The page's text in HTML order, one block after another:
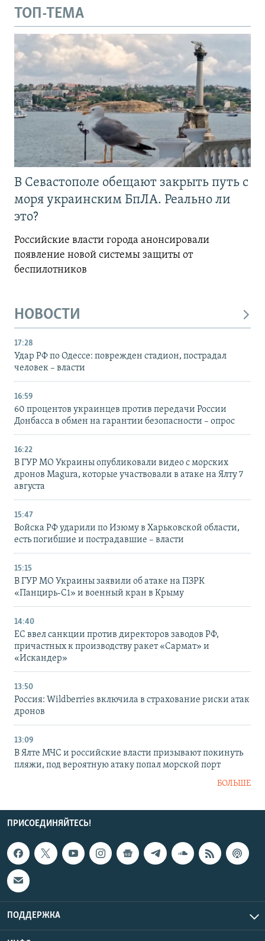
ТОП-ТЕМА
В Севастополе обещают закрыть путь с
моря украинским БпЛА. Реально ли
это?
Российские власти города анонсировали
появление новой системы защиты от
беспилотников
НОВОСТИ
17:28
Удар РФ по Одессе: поврежден стадион, пострадал
человек – власти
16:59
60 процентов украинцев против передачи России
Донбасса в обмен на гарантии безопасности – опрос
16:22
В ГУР МО Украины опубликовали видео с морских
дронов Magura, которые участвовали в атаке на Ялту 7
августа
15:47
Войска РФ ударили по Изюму в Харьковской области,
есть погибшие и пострадавшие – власти
15:15
В ГУР МО Украины заявили об атаке на ПЗРК
«Панцирь-С1» и военный кран в Крыму
14:40
ЕС ввел санкции против директоров заводов РФ,
причастных к производству ракет «Сармат» и
«Искандер»
13:50
Россия: Wildberries включила в страхование риски атак
дронов
13:09
В Ялте МЧС и российские власти призывают покинуть
пляжи, под вероятную атаку попал морской порт
БОЛЬШЕ
ПРИСОЕДИНЯЙТЕСЬ!
ПОДДЕРЖКА